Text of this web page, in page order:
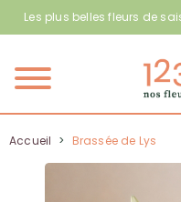
Les plus belles fleurs de
Menu
Accueil > Brassée de Lys